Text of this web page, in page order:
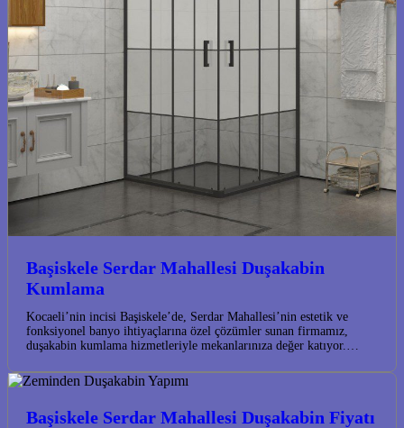
Başiskele Serdar Mahallesi Duşakabin
Kumlama
Kocaeli’nin incisi Başiskele’de, Serdar Mahallesi’nin estetik ve
fonksiyonel banyo ihtiyaçlarına özel çözümler sunan firmamız,
duşakabin kumlama hizmetleriyle mekanlarınıza değer katıyor.…
Başiskele Serdar Mahallesi Duşakabin Fiyatı